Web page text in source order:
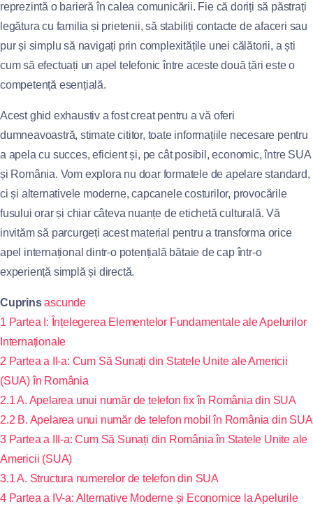
reprezintă o barieră în calea comunicării. Fie că doriți să păstrați
legătura cu familia și prietenii, să stabiliți contacte de afaceri sau
pur și simplu să navigați prin complexitățile unei călătorii, a ști
cum să efectuați un apel telefonic între aceste două țări este o
competență esențială.
Acest ghid exhaustiv a fost creat pentru a vă oferi
dumneavoastră, stimate cititor, toate informațiile necesare pentru
a apela cu succes, eficient și, pe cât posibil, economic, între SUA
și România. Vom explora nu doar formatele de apelare standard,
ci și alternativele moderne, capcanele costurilor, provocările
fusului orar și chiar câteva nuanțe de etichetă culturală. Vă
invităm să parcurgeți acest material pentru a transforma orice
apel internațional dintr-o potențială bătaie de cap într-o
experiență simplă și directă.
Cuprins ascunde
1 Partea I: Înțelegerea Elementelor Fundamentale ale Apelurilor
Internaționale
2 Partea a II-a: Cum Să Sunați din Statele Unite ale Americii
(SUA) în România
2.1A. Apelarea unui număr de telefon fix în România din SUA
2.2 B. Apelarea unui număr de telefon mobil în România din SUA
3 Partea a III-a: Cum Să Sunați din România în Statele Unite ale
Americii (SUA)
3.1A. Structura numerelor de telefon din SUA
4 Partea a IV-a: Alternative Moderne și Economice la Apelurile